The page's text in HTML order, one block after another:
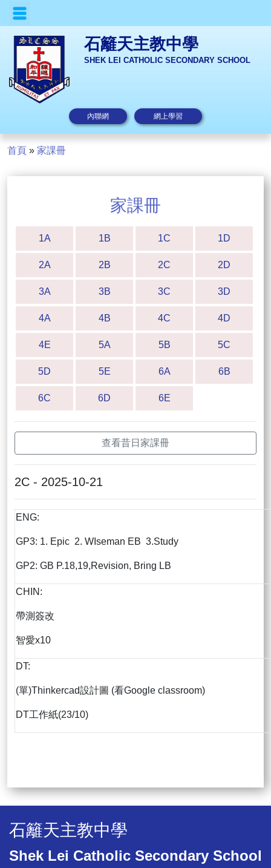
石籬天主教中學
SHEK LEI CATHOLIC SECONDARY SCHOOL
內聯網 網上學習
首頁 » 家課冊
家課冊
1A 1B 1C 1D
2A 2B 2C 2D
3A 3B 3C 3D
4A 4B 4C 4D
4E 5A 5B 5C
5D 5E 6A 6B
6C 6D 6E
查看昔日家課冊
2C - 2025-10-21
ENG:
GP3: 1. Epic 2. WIseman EB 3.Study
GP2: GB P.18,19,Revision, Bring LB
CHIN:
帶測簽改
智愛x10
DT:
(單)Thinkercad設計圖 (看Google classroom)
DT工作紙(23/10)
石籬天主教中學
Shek Lei Catholic Secondary School